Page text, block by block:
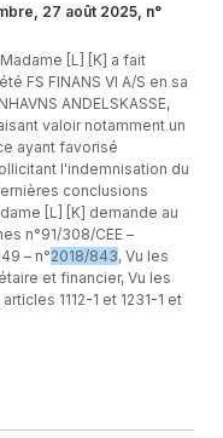
27 août 2025, n°
[L] [K] a fait
FS FINANS VI A/S en sa
ANDELSKASSE,
valoir notamment un
ayant favorisé
l'indemnisation du
conclusions
[L] [K] demande au
n°91/308/CEE –
– n°2018/843, Vu les
et financier, Vu les
1112-1 et 1231-1 et